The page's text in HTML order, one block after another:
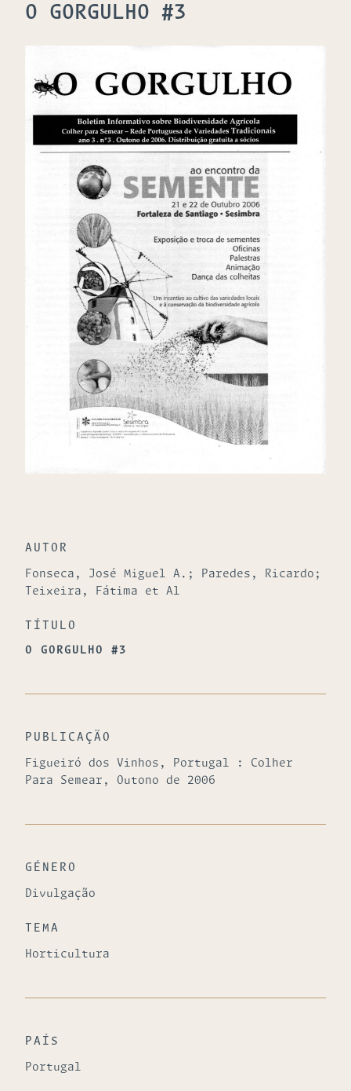
O GORGULHO #3
AUTOR
Fonseca, José Miguel A.; Paredes, Ricardo;
Teixeira, Fátima et Al
TÍTULO
O GORGULHO #3
PUBLICAÇÃO
Figueiró dos Vinhos, Portugal : Colher
Para Semear, Outono de 2006
GÉNERO
Divulgação
TEMA
Horticultura
PAÍS
Portugal